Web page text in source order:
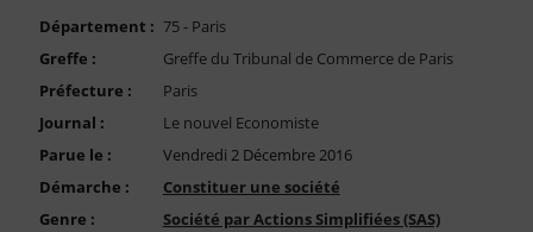
Nous Contacter
Compte PRO
Département : 75 - Paris
Greffe :
Greffe du Tribunal de Commerce de Paris
Préfecture :
Paris
Journal :
Le nouvel Economiste
Parue le :
Vendredi 2 Décembre 2016
Démarche :
Constituer une société
Genre :
Société par Actions Simplifiées (SAS)